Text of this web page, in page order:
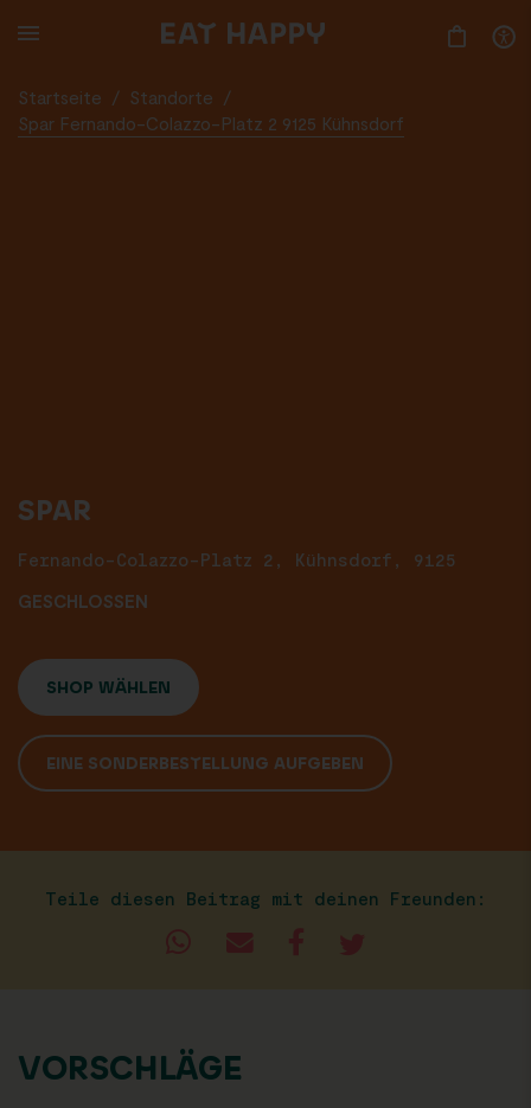
TO
Startseite / Standorte
/
Spar Fernando-Colazzo-Platz 2 9125 Kühnsdorf
SPAR
Fernando-Colazzo-Platz 2, Kühnsdorf, 9125
GESCHLOSSEN
SHOP WÄHLEN
EINE SONDERBESTELLUNG AUFGEBEN
Teile diesen Beitrag mit deinen Freunden:
VORSCHLÄGE